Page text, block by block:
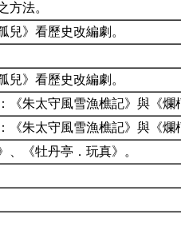
方法。
兒》看歷史改編劇。
兒》看歷史改編劇。
《朱太守風雪漁樵記》與《爛
《朱太守風雪漁樵記》與《爛
、《牡丹亭．玩真》。